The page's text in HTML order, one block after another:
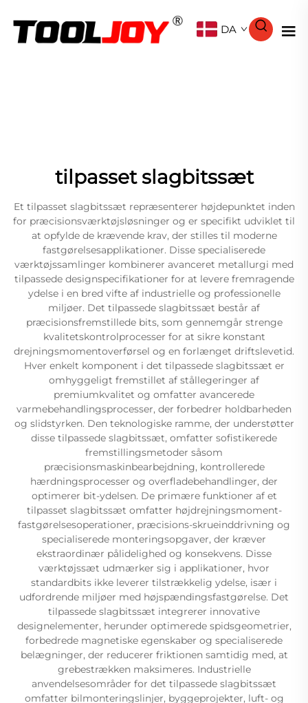
DA
tilpasset slagbitssæt
Et tilpasset slagbitssæt repræsenterer højdepunktet inden
for præcisionsværktøjsløsninger og er specifikt udviklet til
at opfylde de krævende krav, der stilles til moderne
fastgørelsesapplikationer. Disse specialiserede
værktøjssamlinger kombinerer avanceret metallurgi med
tilpassede designspecifikationer for at levere fremragende
ydelse i en bred vifte af industrielle og professionelle
miljøer. Det tilpassede slagbitssæt består af
præcisionsfremstillede bits, som gennemgår strenge
kvalitetskontrolprocesser for at sikre konstant
drejningsmomentoverførsel og en forlænget driftslevetid.
Hver enkelt komponent i det tilpassede slagbitssæt er
omhyggeligt fremstillet af stållegeringer af
premiumkvalitet og omfatter avancerede
varmebehandlingsprocesser, der forbedrer holdbarheden
og slidstyrken. Den teknologiske ramme, der understøtter
disse tilpassede slagbitssæt, omfatter sofistikerede
fremstillingsmetoder såsom
præcisionsmaskinbearbejdning, kontrollerede
hærdningsprocesser og overfladebehandlinger, der
optimerer bit-ydelsen. De primære funktioner af et
tilpasset slagbitssæt omfatter højdrejningsmoment-
fastgørelsesoperationer, præcisions-skrueinddrivning og
specialiserede monteringsopgaver, der kræver
ekstraordinær pålidelighed og konsekvens. Disse
værktøjssæt udmærker sig i applikationer, hvor
standardbits ikke leverer tilstrækkelig ydelse, især i
udfordrende miljøer med højspændingsfastgørelse. Det
tilpassede slagbitssæt integrerer innovative
designelementer, herunder optimerede spidsgeometrier,
forbedrede magnetiske egenskaber og specialiserede
belægninger, der reducerer friktionen samtidig med, at
grebestrækken maksimeres. Industrielle
anvendelsesområder for det tilpassede slagbitssæt
omfatter bilmonteringslinjer, byggeprojekter, luft- og